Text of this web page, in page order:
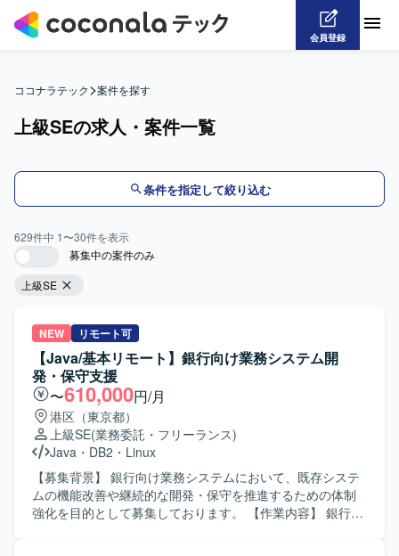
会員登録
ココナラテック>案件を探す
上級SEの求人・案件一覧
条件を指定して絞り込む
629件中 1〜30件を表示
募集中の案件のみ
上級SE
NEW リモート可
【Java/基本リモート】銀行向け業務システム開
発・保守支援
〜610,000円/月
港区（東京都）
上級SE(業務委託・フリーランス)
Java ・ DB2 ・ Linux
【募集背景】 銀行向け業務システムにおいて、既存システ
ムの機能改善や継続的な開発・保守を推進するための体制
強化を目的として募集しております。 【作業内容】 銀行向